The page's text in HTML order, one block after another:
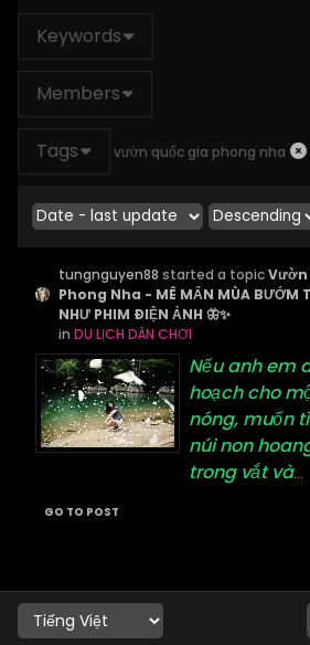
Keywords
Members
Tags vườn quốc gia phong nha
tungnguyen88 started a topic
Phong Nha - MÊ MẨN MÙA BƯỚM
NHƯ PHIM ĐIỆN ẢNH 🦋✨
inDU LỊCH DÂN CHƠI
Nếu anh em
hoạch cho
nóng, muốn
núi non
trong vắt và...
GO TO POST